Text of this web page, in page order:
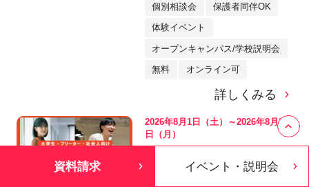
個別相談会 保護者同伴OK
体験イベント
オープンキャンパス/学校説明会
無料 オンライン可
詳しくみる
2026年8月1日（土）～2026年8月31
日（月）
学生向け☆個別相談会】＜
資料請求 イベント・説明会